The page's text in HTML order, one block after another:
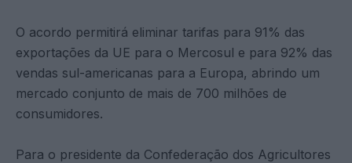
O acordo permitirá eliminar tarifas para 91% das
exportações da UE para o Mercosul e para 92% das
vendas sul-americanas para a Europa, abrindo um
mercado conjunto de mais de 700 milhões de
consumidores.
Para o presidente da Confederação dos Agricultores